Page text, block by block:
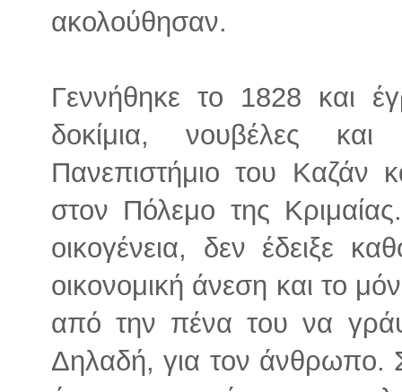
ακολούθησαν.
Γεννήθηκε το 1828 και
δοκίμια, νουβέλες
Πανεπιστήμιο του Καζάν
στον Πόλεμο της
οικογένεια, δεν έδειξε
οικονομική άνεση και το
από την πένα του να
Δηλαδή, για τον άνθρωπο.